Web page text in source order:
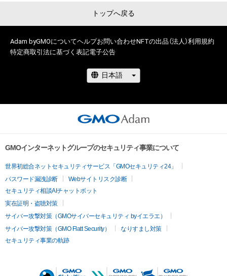
Instagram
www.instagram.com/kom__art.jp/
トップへ戻る
Adam byGMOについてヘルプお問い合わせNFTの出品（法人）利用規約
特定商取引法に基づく表記電子公告
GMOインターネットグループのセキュリティ事業について
世界初総合ネットセキュリティサービス「GMOセキュリティ24」
パスワード漏洩診断
Webサイトリスク診断
セキュリティ相談AIチャットボット
実在証明・盗聴対策
サイバー攻撃対策（GMOサイバーセキュリティ byイエラエ）
サイバー攻撃対策（GMO Flatt Security）
なりすまし対策
セキュリティ事業の軌跡